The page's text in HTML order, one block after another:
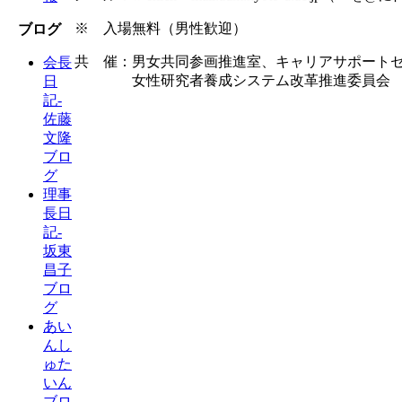
ブログ
会長
日
記-
佐藤
文隆
ブロ
グ
理事
長日
記-
坂東
昌子
ブロ
グ
あい
んし
ゅた
いん
※ 入場無料（男性歓迎）
共 催：男女共同参画推進室、キャリアサポートセ
女性研究者養成システム改革推進委員会